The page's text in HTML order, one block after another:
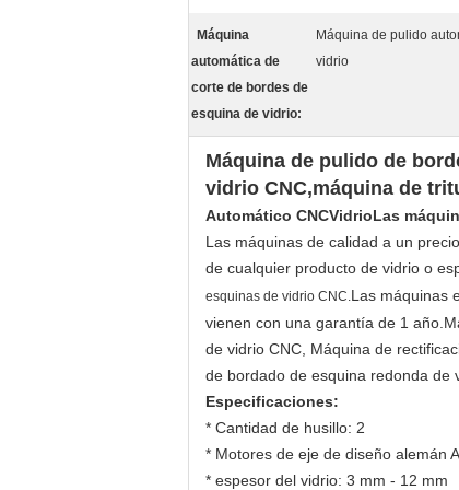
Máquina
automática de
corte de bordes de
esquina de vidrio:
Máquina de pulido
vidrio
Máquina de pulido de
vidrio CNC,máquina de
Automático CNCVidrioLas
Las máquinas de calidad a un precio
de cualquier producto de vidrio o
esquinas de vidrio CNC.Las máquinas
vienen con una garantía de 1 año.
de vidrio CNC, Máquina de
de bordado de esquina redonda de
Especificaciones:
* Cantidad de husillo: 2
* Motores de eje de diseño alemán
* espesor del vidrio: 3 mm - 12 mm